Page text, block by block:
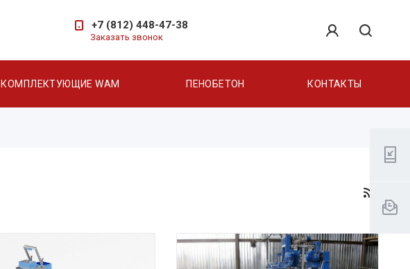
+7 (812) 448-47-38
Заказать звонок
КОМПЛЕКТУЮЩИЕ WAM ПЕНОБЕТОН КОНТАКТЫ